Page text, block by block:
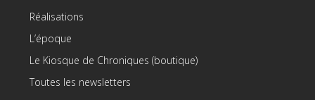
Réalisations
L’époque
Le Kiosque de Chroniques (boutique)
Toutes les newsletters